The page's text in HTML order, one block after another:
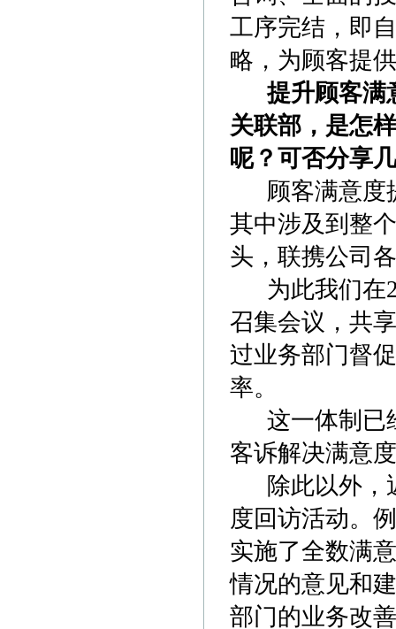
工序完结，即
略，为顾客提
提升顾客满
关联部，是怎
呢？可否分享
顾客满意度
其中涉及到整
头，联携公司
为此我们在
召集会议，共
过业务部门督
率。
这一体制已
客诉解决满意
除此以外，
度回访活动。
实施了全数满
情况的意见和
部门的业务改